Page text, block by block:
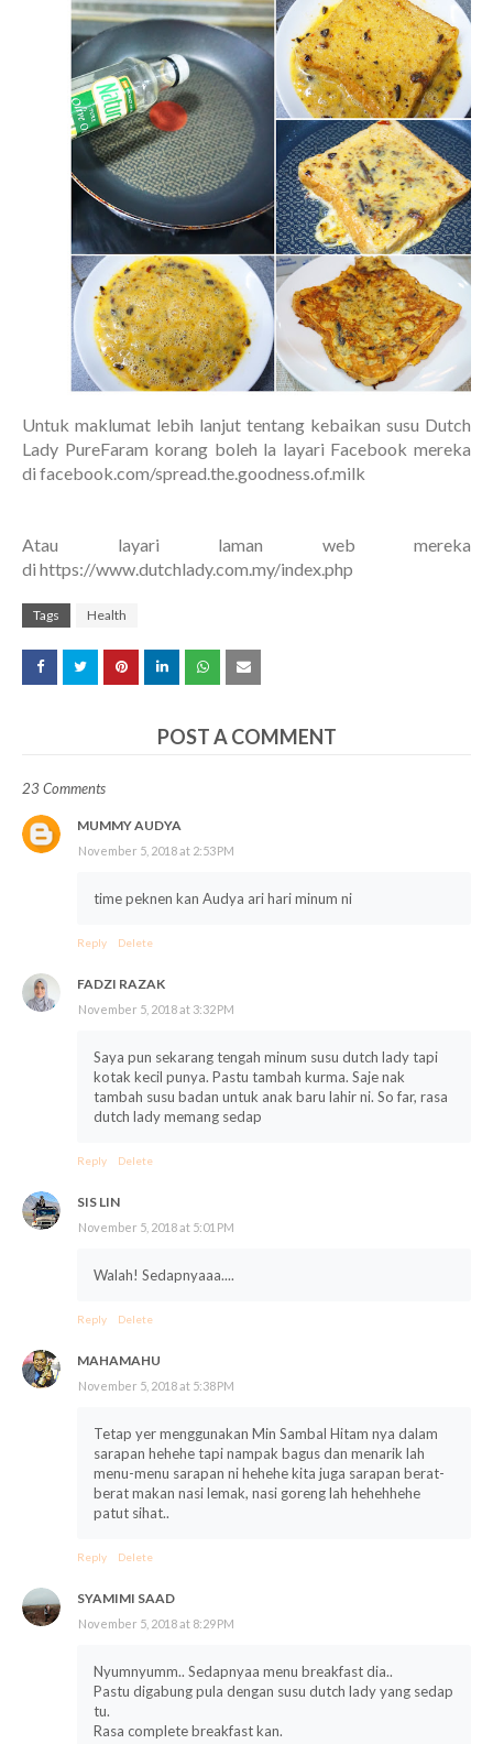
Untuk maklumat lebih lanjut tentang kebaikan susu Dutch
Lady PureFaram korang boleh la layari Facebook mereka
di facebook.com/spread.the.goodness.of.milk
Atau layari laman web mereka
di https://www.dutchlady.com.my/index.php
Tags Health
POST A COMMENT
23 Comments
MUMMY AUDYA
November 5, 2018 at 2:53 PM
time peknen kan Audya ari hari minum ni
Reply Delete
FADZI RAZAK
November 5, 2018 at 3:32 PM
Saya pun sekarang tengah minum susu dutch lady tapi
kotak kecil punya. Pastu tambah kurma. Saje nak
tambah susu badan untuk anak baru lahir ni. So far, rasa
dutch lady memang sedap
Reply Delete
SIS LIN
November 5, 2018 at 5:01 PM
Walah! Sedapnyaaa....
Reply Delete
MAHAMAHU
November 5, 2018 at 5:38 PM
Tetap yer menggunakan Min Sambal Hitam nya dalam
sarapan hehehe tapi nampak bagus dan menarik lah
menu-menu sarapan ni hehehe kita juga sarapan berat-
berat makan nasi lemak, nasi goreng lah hehehhehe
patut sihat..
Reply Delete
SYAMIMI SAAD
November 5, 2018 at 8:29 PM
Nyumnyumm.. Sedapnyaa menu breakfast dia..
Pastu digabung pula dengan susu dutch lady yang sedap
tu.
Rasa complete breakfast kan.